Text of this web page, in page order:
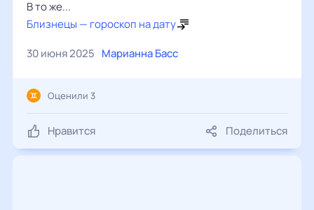
В то же...
Близнецы — гороскоп на дату
30 июня 2025 Марианна Басс
Нравится Поделиться
Оценили 3